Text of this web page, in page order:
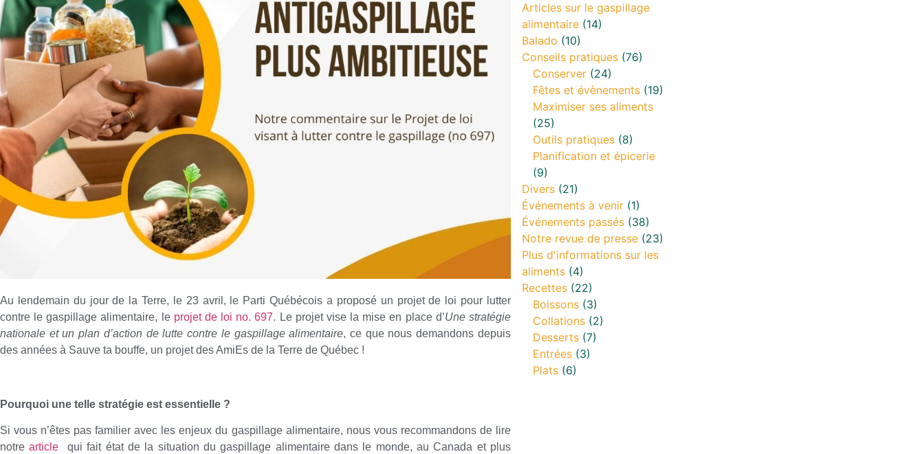
Au lendemain du jour de la Terre, le 23 avril, le Parti Québécois a proposé un projet de loi pour lutter
contre le gaspillage alimentaire, le projet de loi no. 697. Le projet vise la mise en place d’Une stratégie
nationale et un plan d’action de lutte contre le gaspillage alimentaire, ce que nous demandons depuis
des années à Sauve ta bouffe, un projet des AmiEs de la Terre de Québec !
Pourquoi une telle stratégie est essentielle ?
Si vous n’êtes pas familier avec les enjeux du gaspillage alimentaire, nous vous recommandons de lire
notrearticle
qui fait état de la situation du gaspillage alimentaire dans le monde, au Canada et plus
Articles sur le gaspillage
alimentaire(14)
Balado (10)
Conseils pratiques(76)
Conserver(24)
Fêtes et évènements(19)
Maximiser ses aliments
(25)
Outils pratiques(8)
Planification et épicerie
(9)
Divers(21)
Événements à venir(1)
Événements passés(38)
Notre revue de presse(23)
Plus d'informations sur les
aliments(4)
Recettes(22)
Boissons(3)
Collations(2)
Desserts(7)
Entrées(3)
Plats(6)